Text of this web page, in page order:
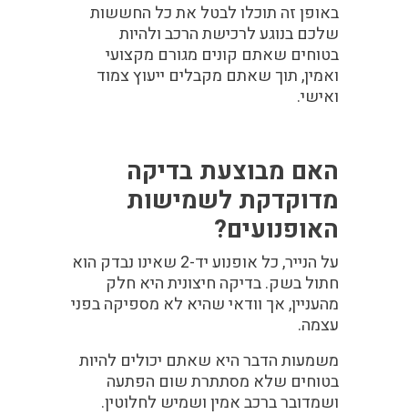
באופן זה תוכלו לבטל את כל החששות
שלכם בנוגע לרכישת הרכב ולהיות
בטוחים שאתם קונים מגורם מקצועי
ואמין, תוך שאתם מקבלים ייעוץ צמוד
ואישי.
האם מבוצעת בדיקה
מדוקדקת לשמישות
האופנועים?
על הנייר, כל אופנוע יד-2 שאינו נבדק הוא
חתול בשק. בדיקה חיצונית היא חלק
מהעניין, אך וודאי שהיא לא מספיקה בפני
עצמה.
משמעות הדבר היא שאתם יכולים להיות
בטוחים שלא מסתתרת שום הפתעה
ושמדובר ברכב אמין ושמיש לחלוטין.